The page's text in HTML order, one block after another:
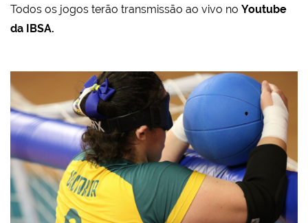
Todos os jogos terão transmissão ao vivo no Youtube
da IBSA.